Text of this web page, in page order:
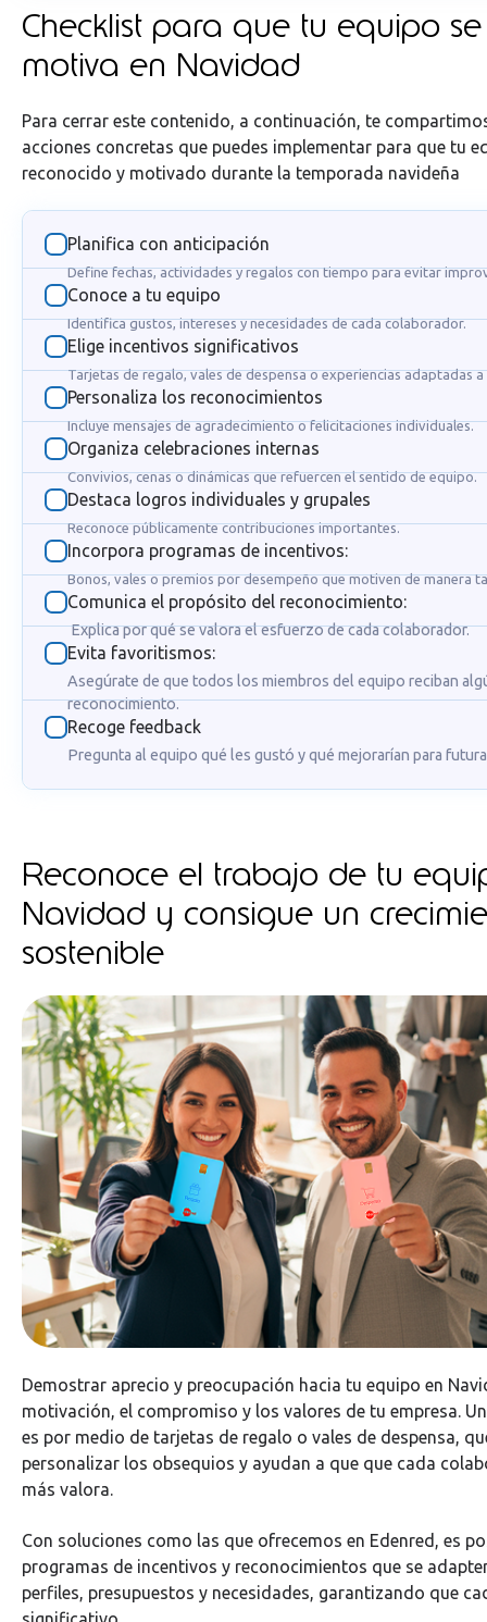
Checklist para que tu equipo
motiva en Navidad
Para cerrar este contenido, a continuación, te
acciones concretas que puedes implementar para que tu
reconocido y motivado durante la temporada navideña
Planifica con anticipación
Define fechas, actividades y regalos con tiempo para evitar
Conoce a tu equipo
Identifica gustos, intereses y necesidades de cada colaborador.
Elige incentivos significativos
Tarjetas de regalo, vales de despensa o experiencias adaptadas
Personaliza los reconocimientos
Incluye mensajes de agradecimiento o felicitaciones individuales.
Organiza celebraciones internas
Convivios, cenas o dinámicas que refuercen el sentido de equipo.
Destaca logros individuales y grupales
Reconoce públicamente contribuciones importantes.
Incorpora programas de incentivos:
Bonos, vales o premios por desempeño que motiven de manera
Comunica el propósito del reconocimiento:
Explica por qué se valora el esfuerzo de cada colaborador.
Evita favoritismos:
Asegúrate de que todos los miembros del equipo reciban
reconocimiento.
Recoge feedback
Pregunta al equipo qué les gustó y qué mejorarían para
Reconoce el trabajo de tu
Navidad y consigue un
sostenible
Demostrar aprecio y preocupación hacia tu equipo en
motivación, el compromiso y los valores de tu empresa.
es por medio de tarjetas de regalo o vales de despensa,
personalizar los obsequios y ayudan a que que cada
más valora.
Con soluciones como las que ofrecemos en Edenred, es
programas de incentivos y reconocimientos que se
perfiles, presupuestos y necesidades, garantizando que